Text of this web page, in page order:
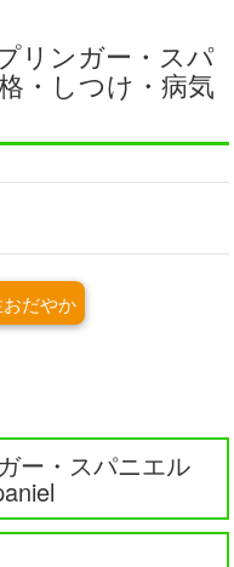
リンガー・スパ
・しつけ・病気
だやか
ー・スパニエル